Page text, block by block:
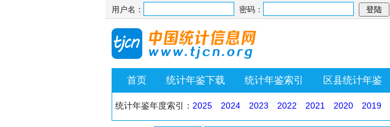
用户名： 密码：
首页 统计年鉴下载 统计年鉴索引 区县统计年鉴
统计年鉴年度索引： 2025 2024 2023 2022 2021 2020 2019